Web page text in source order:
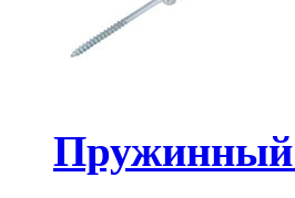
Пружинный